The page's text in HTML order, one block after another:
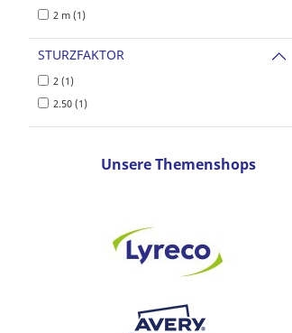
2 m (1)
STURZFAKTOR
2 (1)
2.50 (1)
Unsere Themenshops